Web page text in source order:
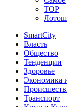
TOP
SmartCity
Власть
Общество
Тенденции
Здоровье
Экономика
Транспорт